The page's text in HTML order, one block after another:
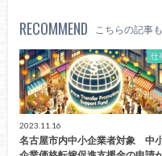
RECOMMEND こちらの記事
仕
2023.11.16
名古屋市内中小企業者対象 中